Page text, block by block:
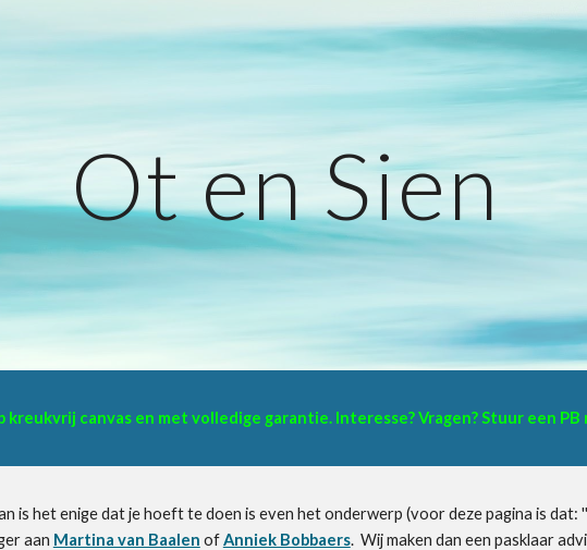
Skip to main content
Ot en Sien
canvas en met volledige garantie. Interesse? Vragen? Stuur een PB
is het enige dat je hoeft te doen is even het onderwerp (voor dezepagina is dat: ''
aan Martina van Baalen ofAnniek Bobbaers. Wij maken dan een pasklaar